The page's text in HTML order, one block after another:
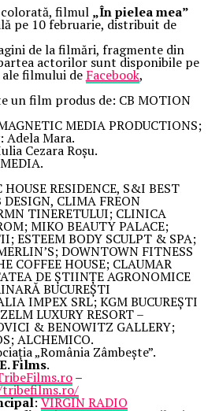
colorată, filmul „În pielea mea”
pe 10 februarie, distribuit de
de la filmări, fragmente din
actorilor sunt disponibile pe
filmului de Facebook,
un film produs de: CB MOTION
MEDIA PRODUCTIONS;
Mara.
Cezara Roșu.
RESIDENCE, S&I BEST
CLIMA FREON
TINERETULUI; CLINICA
MIKO BEAUTY PALACE;
ESTEEM BODY SCULPT & SPA;
DOWNTOWN FITNESS
COFFEE HOUSE; CLAUMAR
DE ȘTIINȚE AGRONOMICE
BUCUREȘTI
IMPEX SRL; KGM BUCUREȘTI
LUXURY RESORT –
& BENOWITZ GALLERY;
ALCHEMICO.
„România Zâmbește”.
Films.
–
tribefilms.ro/
:VIRGIN RADIO